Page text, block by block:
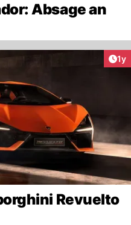
Absage an
1y
Revuelto